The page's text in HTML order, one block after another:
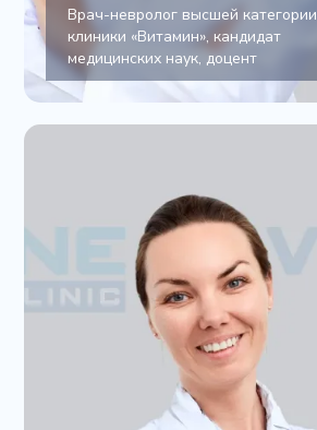
Врач-невролог высшей категории
клиники «Витамин», кандидат
медицинских наук, доцент